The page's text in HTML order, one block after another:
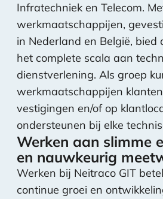
Infratechniek en Telecom.
werkmaatschappijen,
in Nederland en België, bied
het complete scala aan
dienstverlening. Als groep
werkmaatschappijen
vestigingen en/of op
ondersteunen bij elke
Werken aan slimme
en nauwkeurig
Werken bij Neitraco GIT
continue groei en